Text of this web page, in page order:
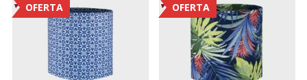
OFERTA OFERTA